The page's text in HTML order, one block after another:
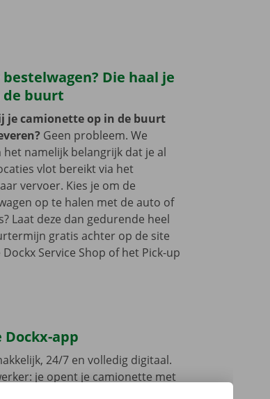
bestelwagen? Die haal je
de buurt
je camionette op in de buurt
Geen probleem. We
het namelijk belangrijk dat je al
vlot bereikt via het
vervoer. Kies je om de
op te halen met de auto of
Laat deze dan gedurende heel
gratis achter op de site
Dockx Service Shop of het Pick-up
Dockx-app
24/7 en volledig digitaal.
je opent je camionette met